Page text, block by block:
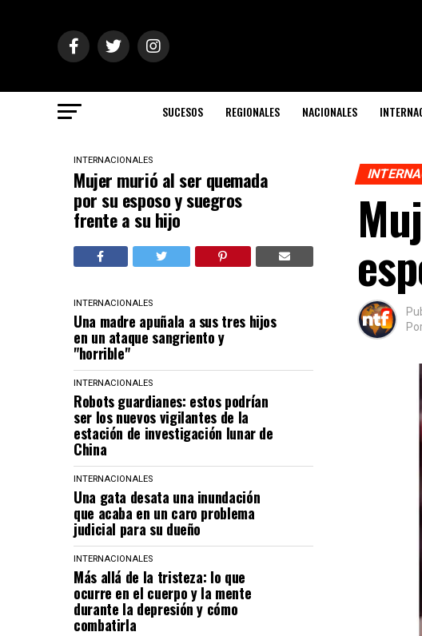
SUCESOS REGIONALES NACIONALES
INTERNACIONALES
Mujer murió al ser quemada
por su esposo y suegros
frente a su hijo
INTERNACIONALES
Una madre apuñala a sus tres hijos
en un ataque sangriento y
"horrible"
INTERNACIONALES
Robots guardianes: estos podrían
ser los nuevos vigilantes de la
estación de investigación lunar de
China
INTERNACIONALES
Una gata desata una inundación
que acaba en un caro problema
judicial para su dueño
INTERNACIONALES
Más allá de la tristeza: lo que
ocurre en el cuerpo y la mente
durante la depresión y cómo
combatirla